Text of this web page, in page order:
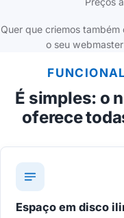
Quer que criemos também
o seu
É simples: o
oferece
Espaço em disco